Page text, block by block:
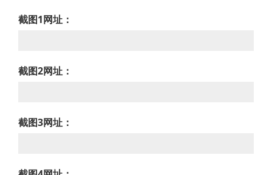
截图1网址：
截图2网址：
截图3网址：